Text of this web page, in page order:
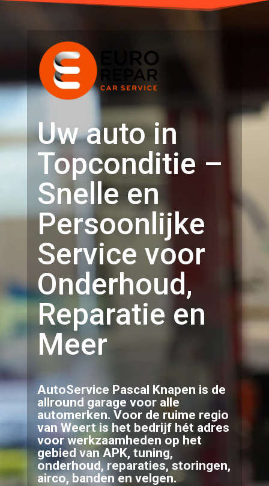
Uw auto in
Topconditie –
Snelle en
Persoonlijke
Service voor
Onderhoud,
Reparatie en
Meer
AutoService Pascal Knapen is de
allround garage voor alle
automerken. Voor de ruime regio
van Weert is het bedrijf hét adres
voor werkzaamheden op het
gebied van APK, tuning,
onderhoud, reparaties, storingen,
airco, banden en velgen.